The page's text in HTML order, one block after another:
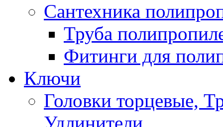
Сантехника
Труба
Фитинги для
Ключи
Головки торцевые,